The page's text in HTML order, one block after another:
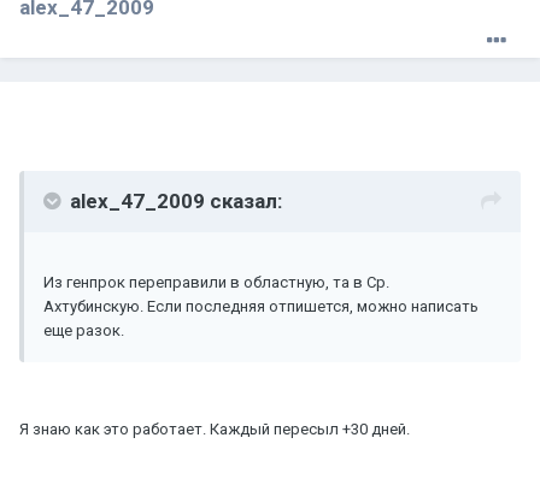
alex_47_2009
alex_47_2009 сказал:
Из генпрок переправили в областную, та в Ср.
Ахтубинскую. Если последняя отпишется, можно написать
еще разок.
Я знаю как это работает. Каждый пересыл +30 дней.